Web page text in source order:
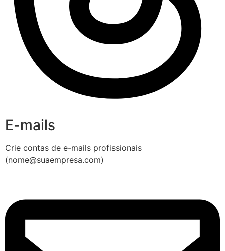
E-mails
Crie contas de e-mails profissionais
(nome@suaempresa.com)